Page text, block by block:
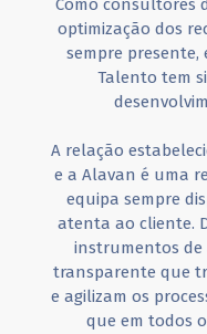
Como consultores
optimização dos
sempre
Talento tem
A relação
e a Alavan é uma
equipa sempre
atenta ao cliente.
instrumentos de
transparente que
e agilizam os
que em todos